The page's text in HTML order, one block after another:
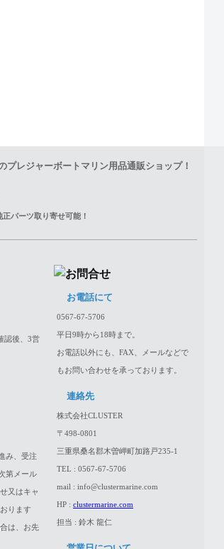
レジャーボートマリン用品通販ショップ！
パーツ取り寄せ可能！
認後、3営
み、受注
第メール
又はキャ
ります
は、お先
お電話にて
0567-67-5706
平日9時から18時まで。
お電話以外にも、FAX、メールなどで
もお問い合わせを承っております。
連絡先
株式会社CLUSTER
〒498-0801
三重県桑名郡木曽岬町加路戸235-1
TEL : 0567-67-5706
mail : info@clustermarine.com
HP : clustermarine.com
担当 : 鈴木 龍仁